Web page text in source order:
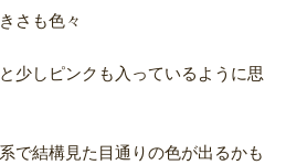
さも色々
少しピンクも入っているように思
で結構見た目通りの色が出るかも